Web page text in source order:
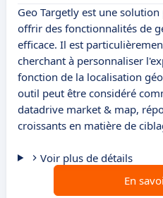
Geo Targetly est une
offrir des fonctionnalités de
efficace. Il est
cherchant à personnaliser
fonction de la localisation
outil peut être considéré
datadrive market & map,
croissants en matière de
Voir plus de détails
En